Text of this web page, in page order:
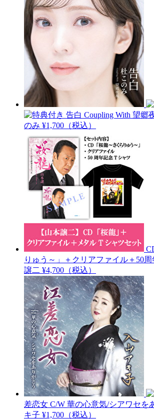
告白 Coupling With 望郷
のみ ¥1,700（税込）
りゅう～」＋クリアファイル＋50
譲二 ¥4,700（税込）
差恋女 C/W 華の心意気/シアワセを
キ子 ¥1,700（税込）